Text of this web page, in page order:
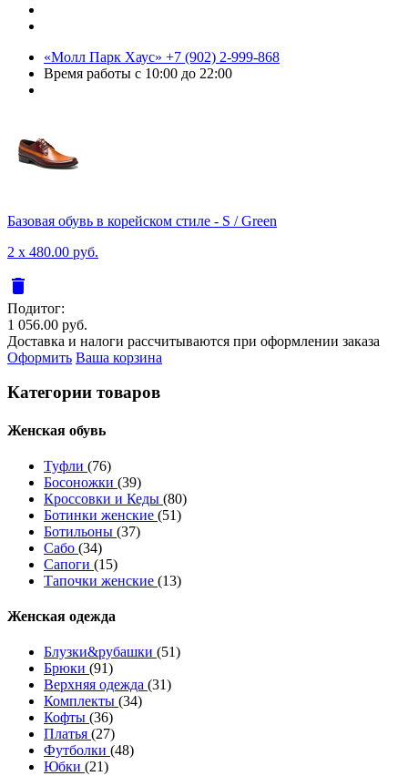
«Молл Парк Хаус» +7 (902) 2-999-868
Время работы с 10:00 до 22:00
Базовая обувь в корейском стиле - S / Green
2 x 480.00 руб.
delete
Подитог:
1 056.00 руб.
Доставка и налоги рассчитываются при оформлении заказа
Оформить Ваша корзина
Категории товаров
Женcкая обувь
Туфли (76)
Босоножки (39)
Кроссовки и Кеды (80)
Ботинки женские (51)
Ботильоны (37)
Сабо (34)
Сапоги (15)
Тапочки женские (13)
Женская одежда
Блузки&рубашки (51)
Брюки (91)
Верхняя одежда (31)
Комплекты (34)
Кофты (36)
Платья (27)
Футболки (48)
Юбки (21)